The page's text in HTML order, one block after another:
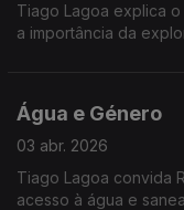
Tiago Lagoa explica
a importância da
Água e Género
03 abr. 2026
Tiago Lagoa convida
acesso à água e